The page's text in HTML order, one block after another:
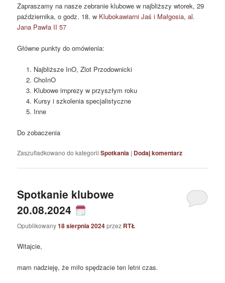
Zapraszamy na nasze zebranie klubowe w najbliższy wtorek, 29
października, o godz. 18. w Klubokawiarni Jaś i Małgosia,al.
Jana Pawła II 57
Główne punkty do omówienia:
Najbliższe InO, Zlot Przodownicki
ChoInO
Klubowe imprezy w przyszłym roku
Kursy i szkolenia specjalistyczne
Inne
Do zobaczenia
Zaszufladkowano do kategorii Spotkania | Dodaj komentarz
Spotkanie klubowe
20.08.2024
Opublikowany18 sierpnia 2024przez RTŁ
Witajcie,
mam nadzieję, że miło spędzacie ten letni czas.